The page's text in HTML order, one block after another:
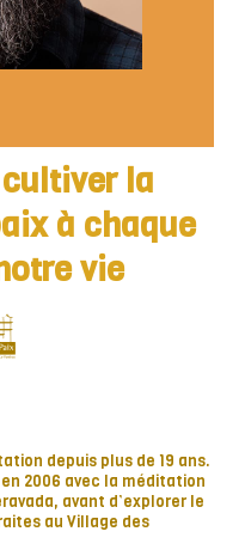
la
à chaque
vie
depuis plus de 19 ans.
2006 avec la méditation
avant d’explorer le
au Village des